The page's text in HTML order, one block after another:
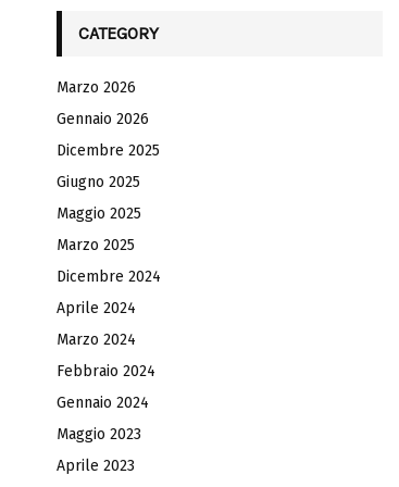
CATEGORY
Marzo 2026
Gennaio 2026
Dicembre 2025
Giugno 2025
Maggio 2025
Marzo 2025
Dicembre 2024
Aprile 2024
Marzo 2024
Febbraio 2024
Gennaio 2024
Maggio 2023
Aprile 2023